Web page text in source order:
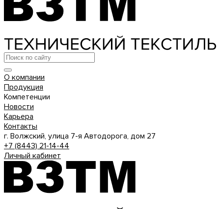
О компании
Продукция
Компетенции
Новости
Карьера
Контакты
г. Волжский, улица 7-я Автодорога, дом 27
+7 (8443) 21-14-44
Личный кабинет